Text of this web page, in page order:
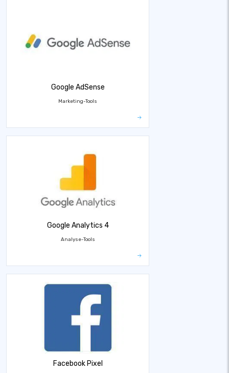
Google AdSense
Marketing-Tools
Google Analytics 4
Analyse-Tools
Facebook Pixel